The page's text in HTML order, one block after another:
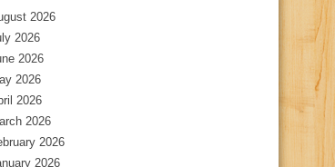
2026
2026
2026
2026
2026
2026
2026
2026